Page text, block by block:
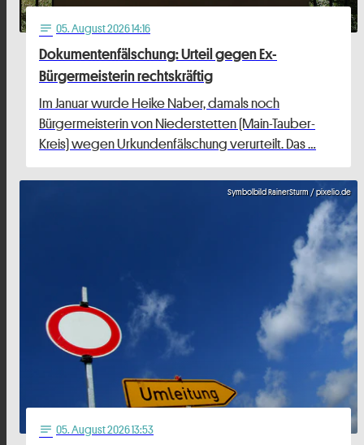
notes 05. August 2026 14:16
Dokumentenfälschung: Urteil gegen Ex-
Bürgermeisterin rechtskräftig
Im Januar wurde Heike Naber, damals noch
Bürgermeisterin von Niederstetten (Main-Tauber-
Kreis) wegen Urkundenfälschung verurteilt. Das …
Symbolbild RainerSturm / pixelio.de
notes 05. August 2026 13:53